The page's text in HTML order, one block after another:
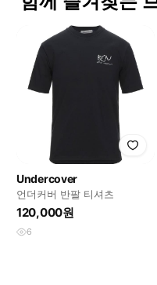
Undercover
언더커버 반팔 티셔츠
120,000원
6